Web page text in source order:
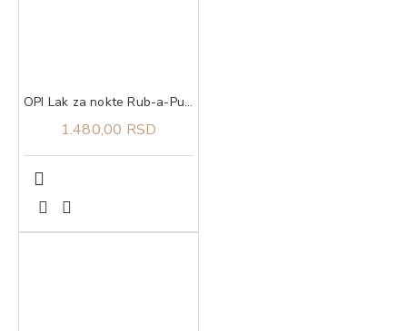
OPI Lak za nokte Rub-a-Pub-Pub
1.480,00 RSD